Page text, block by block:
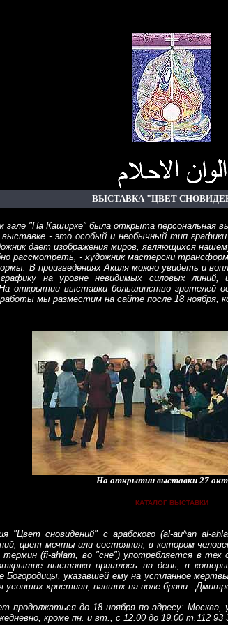
ВЫСТАВКА "ЦВЕТ
"На Каширке" была открыта персональная
- это особый и необычный тип
дает изображения миров, являющихся
рассмотреть, - художник мастерски
В произведениях Акиля можно увидеть и
на уровне невидимых силовых
открытии выставки большинство зрителей
мы разместим на сайте после 18 ноября,
На открытии выставки 27
КАТАЛОГ ВЫСТАВКИ
"Цвет сновидений" с арабского (al-au^an al-
цвет мечты или состояния, в котором
(fi-ahlam, во "сне") употребляется в тех
выставки пришлось на день, в
Богородицы, указавшей ему на устланное
усопших христиан, павших на поле брани -
продолжаться до 18 ноября по адресу:
кроме пн. и вт., с 12.00 до 19.00 т.112 93